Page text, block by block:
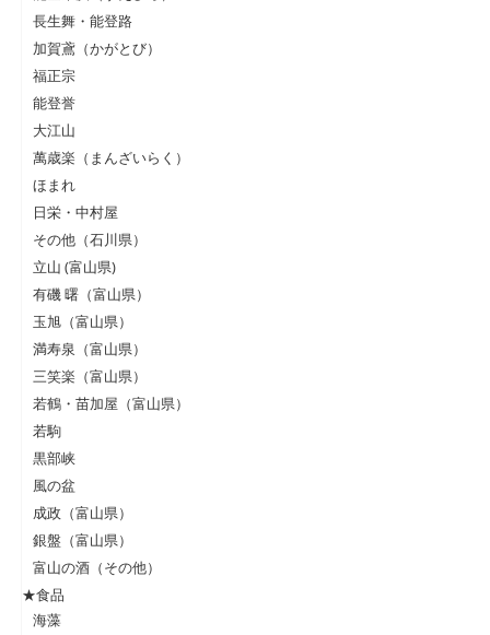
長生舞・能登路
加賀鳶（かがとび）
福正宗
能登誉
大江山
萬歳楽（まんざいらく）
ほまれ
日栄・中村屋
その他（石川県）
立山 (富山県)
有磯 曙（富山県）
玉旭（富山県）
満寿泉（富山県）
三笑楽（富山県）
若鶴・苗加屋（富山県）
若駒
黒部峡
風の盆
成政（富山県）
銀盤（富山県）
富山の酒（その他）
★食品
海藻